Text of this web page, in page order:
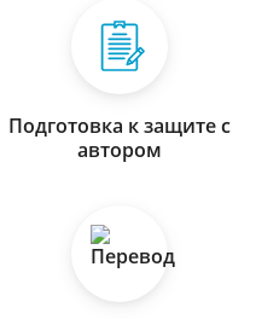
Подготовка к защите с
автором